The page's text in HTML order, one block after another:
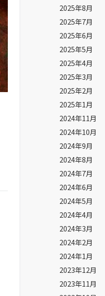
2025年8月
2025年7月
2025年6月
2025年5月
2025年4月
2025年3月
2025年2月
2025年1月
2024年11月
2024年10月
2024年9月
2024年8月
2024年7月
2024年6月
2024年5月
2024年4月
2024年3月
2024年2月
2024年1月
2023年12月
2023年11月